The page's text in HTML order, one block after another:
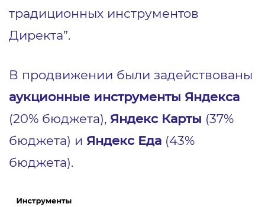
традиционных инструментов
Директа”.
В продвижении были задействованы
аукционные инструменты Яндекса
(20% бюджета), Яндекс Карты (37%
бюджета) и Яндекс Еда (43%
бюджета).